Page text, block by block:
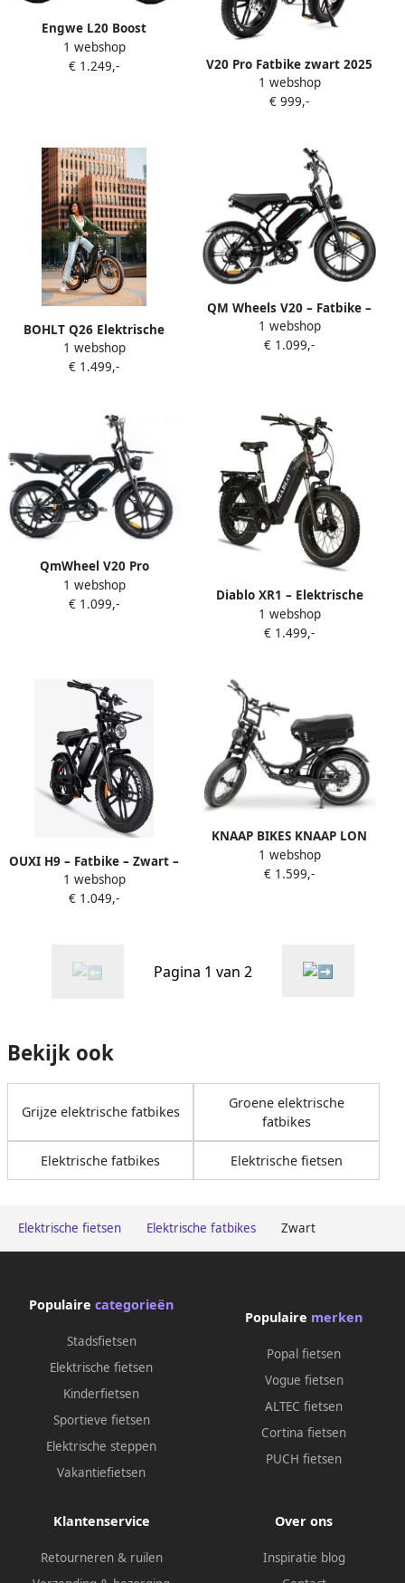
Elektrische fietsen Elektrische fatbikes Zwart
Engwe L20 Boost
Elektrische Fatbike E-bike
20 Inch 250W Motor 7
1 webshop
€ 1.249,-
V20 Pro Fatbike zwart 2025
– Elektrische Fatbike –
Hydraulische Rem – 48V
1 webshop
€ 999,-
BOHLT Q26 Elektrische
Fatbike 26 inch 250W Motor
750Wh Uitneembare Accu
Actieradius tot 80 km Zwart
1 webshop
€ 1.499,-
QM Wheels V20 – Fatbike –
Zwart – E-Bike – Elektrisch –
Max 25 km u – 250W Motor
1 webshop
€ 1.099,-
QmWheel V20 Pro
Elektrische Fatbike
Ingebouwd Alarmsystseem
Telefoontasje 20 Inch 250W
Motor 7 Versnellingen 60
km Actieradius
Hydraulische Schijfrem
Zwart
1 webshop
€ 1.099,-
Diablo XR1 – Elektrische
Fatbike E-Bike – Nieuw
Model – Zwart – 250W
Hydraulische Rem
1 webshop
€ 1.499,-
OUXI H9 – Fatbike – Zwart –
E-Bike – Elektrisch – Max 25
km u – 250W Motor –
1 webshop
€ 1.049,-
KNAAP BIKES KNAAP LON
BLACK Elektrische fatbike
Rijklaar 2 jaar garantie Lid
1 webshop
€ 1.599,-
Pagina 1 van 2
Bekijk ook
Grijze elektrische fatbikes
Groene elektrische
fatbikes
Elektrische fatbikes Elektrische fietsen
Populaire categorieën
Stadsfietsen
Elektrische fietsen
Kinderfietsen
Sportieve fietsen
Elektrische steppen
Vakantiefietsen
Populaire merken
Popal fietsen
Vogue fietsen
ALTEC fietsen
Cortina fietsen
PUCH fietsen
Klantenservice
Retourneren & ruilen
Over ons
Inspiratie blog